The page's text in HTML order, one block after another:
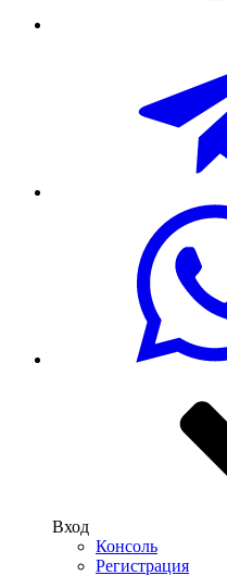
Вход
Консоль
Регистрация